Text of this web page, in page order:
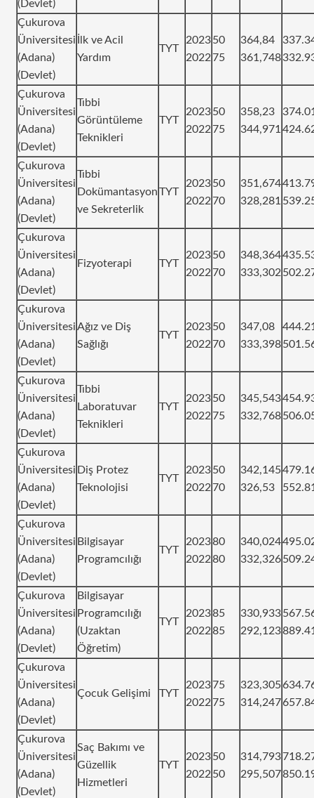
(Devlet)
Çukurova
Üniversitesi
(Adana)
(Devlet)
İlk ve Acil
Yardım
TYT
2023
2022
50
75
364,84
361,748
Çukurova
Üniversitesi
(Adana)
(Devlet)
Tıbbi
Görüntüleme
Teknikleri
TYT
2023
2022
50
75
358,23
344,971
Çukurova
Üniversitesi
(Adana)
(Devlet)
Tıbbi
Dokümantasyon
ve Sekreterlik
TYT
2023
2022
50
70
351,674
328,281
Çukurova
Üniversitesi
(Adana)
(Devlet)
Fizyoterapi TYT
2023
2022
50
70
348,364
333,302
Çukurova
Üniversitesi
(Adana)
(Devlet)
Ağız ve Diş
Sağlığı
TYT
2023
2022
50
70
347,08
333,398
Çukurova
Üniversitesi
(Adana)
(Devlet)
Tıbbi
Laboratuvar
Teknikleri
TYT
2023
2022
50
75
345,543
332,768
Çukurova
Üniversitesi
(Adana)
(Devlet)
Diş Protez
Teknolojisi
TYT
2023
2022
50
70
342,145
326,53
Çukurova
Üniversitesi
(Adana)
(Devlet)
Bilgisayar
Programcılığı
TYT
2023
2022
80
80
340,024
332,326
Çukurova
Üniversitesi
(Adana)
(Devlet)
Bilgisayar
Programcılığı
(Uzaktan
Öğretim)
TYT
2023
2022
85
85
330,933
292,123
Çukurova
Üniversitesi
(Adana)
(Devlet)
Çocuk Gelişimi TYT
2023
2022
75
75
323,305
314,247
Çukurova
Üniversitesi
(Adana)
(Devlet)
Saç Bakımı ve
Güzellik
Hizmetleri
TYT
2023
2022
50
50
314,793
295,507